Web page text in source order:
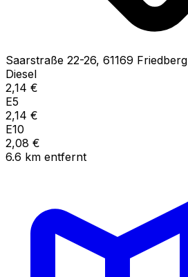
Saarstraße 22-26, 61169 Friedberg
Diesel
2,14 €
E5
2,14 €
E10
2,08 €
6.6 km entfernt